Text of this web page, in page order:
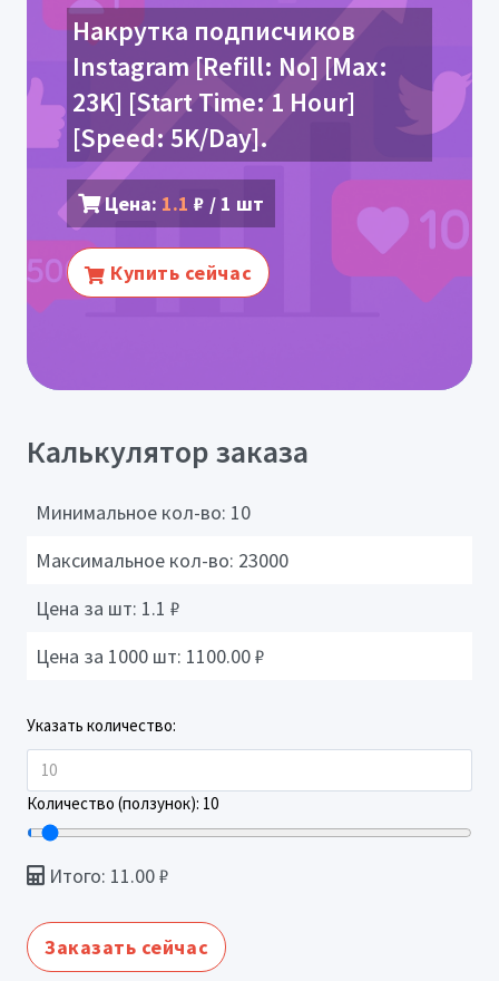
Накрутка подписчиков
Instagram [Refill: No] [Max:
23K] [Start Time: 1 Hour]
[Speed: 5K/Day].
Цена: 1.1 ₽ / 1 шт
Купить сейчас
Калькулятор заказа
Минимальное кол-во: 10
Максимальное кол-во: 23000
Цена за шт: 1.1 ₽
Цена за 1000 шт: 1100.00₽
Указать количество:
Количество (ползунок): 10
Итого: 11.00₽
Заказать сейчас